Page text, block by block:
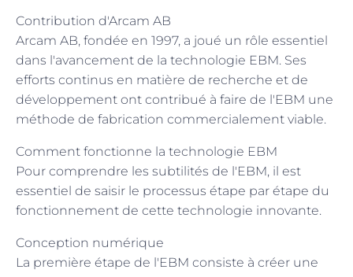
Contribution d'Arcam AB
Arcam AB, fondée en 1997, a joué un rôle essentiel
dans l'avancement de la technologie EBM. Ses
efforts continus en matière de recherche et de
développement ont contribué à faire de l'EBM une
méthode de fabrication commercialement viable.
Comment fonctionne la technologie EBM
Pour comprendre les subtilités de l'EBM, il est
essentiel de saisir le processus étape par étape du
fonctionnement de cette technologie innovante.
Conception numérique
La première étape de l'EBM consiste à créer une